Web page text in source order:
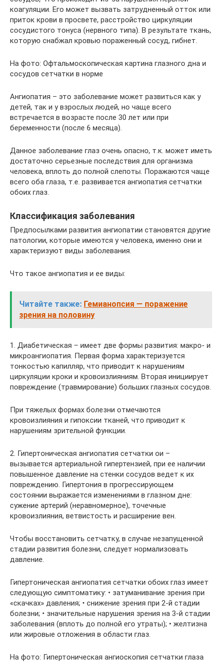
коагуляции. Его может вызвать затрудненный отток или
приток крови в просвете, расстройство циркуляции
сосудистого тонуса (нервного типа). В результате ткань,
которую снабжал кровью пораженный сосуд, гибнет.
На фото: Офтальмоскопическая картина глазного дна и
сосудов сетчатки в норме
Ангиопатия – это заболевание может развиться как у
детей, так и у взрослых людей, но чаще всего
встречается в возрасте после 30 лет или при
беременности (после 6 месяца).
Данное заболевание глаз очень опасно, т.к. может иметь
достаточно серьезные последствия для организма
человека, вплоть до полной слепоты. Поражаются чаще
всего оба глаза, т.е. развивается ангиопатия сетчатки
обоих глаз.
Классификация заболевания
Предпосылками развития ангиопатии становятся другие
патологии, которые имеются у человека, именно они и
характеризуют виды заболевания.
Что такое ангиопатия и ее виды:
Читайте также: Гемианопсия — поражение
зрения на половину
1. Диабетическая – имеет две формы развития: макро- и
микроангиопатия. Первая форма характеризуется
тонкостью капилляр, что приводит к нарушениям
циркуляции кроки и кровоизлияниям. Вторая инициирует
повреждение (травмирование) больших глазных сосудов.
При тяжелых формах болезни отмечаются
кровоизлияния и гипоксии тканей, что приводит к
нарушениям зрительной функции.
2. Гипертоническая ангиопатия сетчатки ои –
вызывается артериальной гипертензией, при ее наличии
повышенное давление на стенки сосудов ведет к их
повреждению. Гипертония в прогрессирующем
состоянии выражается изменениями в глазном дне:
сужение артерий (неравномерное), точечные
кровоизлияния, ветвистость и расширение вен.
Чтобы восстановить сетчатку, в случае незапущенной
стадии развития болезни, следует нормализовать
давление.
Гипертоническая ангиопатия сетчатки обоих глаз имеет
следующую симптоматику: • затуманивание зрения при
«скачках» давления; • снижение зрения при 2-й стадии
болезни; • значительные нарушения зрения на 3-й стадии
заболевания (вплоть до полной его утраты); • желтизна
или жировые отложения в области глаз.
На фото: Гипертоническая ангиоскопия сетчатки глаза